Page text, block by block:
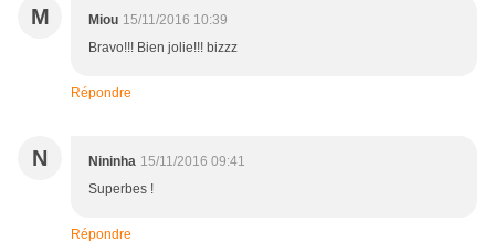
M Miou 15/11/2016 10:39
Bravo!!! Bien jolie!!! bizzz
Répondre
N Nininha 15/11/2016 09:41
Superbes !
Répondre